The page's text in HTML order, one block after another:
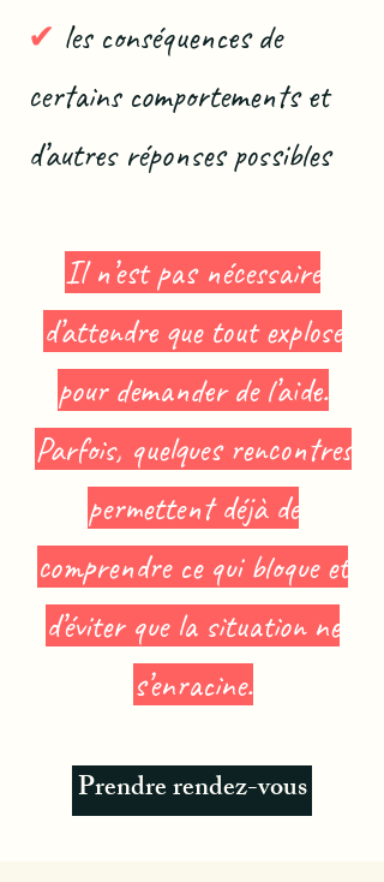
✔ les conséquences de
certains comportements et
d’autres réponses possibles
Il n’est pas nécessaire
d’attendre que tout explose
pour demander de l’aide.
Parfois, quelques rencontres
permettent déjà de
comprendre ce qui bloque et
d’éviter que la situation ne
s’enracine.
Prendre rendez-vous